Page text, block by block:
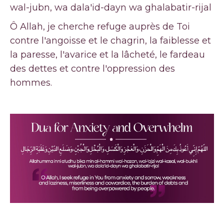
wal-jubn, wa dala'id-dayn wa ghalabatir-rijal
Ô Allah, je cherche refuge auprès de Toi
contre l'angoisse et le chagrin, la faiblesse et
la paresse, l'avarice et la lâcheté, le fardeau
des dettes et contre l'oppression des
hommes.